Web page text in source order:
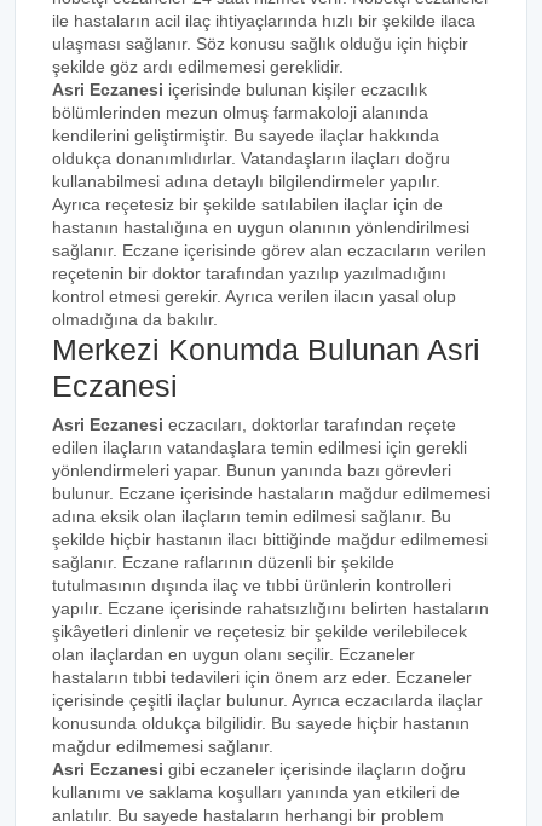
ile hastaların acil ilaç ihtiyaçlarında hızlı bir şekilde ilaca
ulaşması sağlanır. Söz konusu sağlık olduğu için hiçbir
şekilde göz ardı edilmemesi gereklidir.
Asri Eczanesi içerisinde bulunan kişiler eczacılık
bölümlerinden mezun olmuş farmakoloji alanında
kendilerini geliştirmiştir. Bu sayede ilaçlar hakkında
oldukça donanımlıdırlar. Vatandaşların ilaçları doğru
kullanabilmesi adına detaylı bilgilendirmeler yapılır.
Ayrıca reçetesiz bir şekilde satılabilen ilaçlar için de
hastanın hastalığına en uygun olanının yönlendirilmesi
sağlanır. Eczane içerisinde görev alan eczacıların verilen
reçetenin bir doktor tarafından yazılıp yazılmadığını
kontrol etmesi gerekir. Ayrıca verilen ilacın yasal olup
olmadığına da bakılır.
Merkezi Konumda Bulunan Asri
Eczanesi
Asri Eczanesi eczacıları, doktorlar tarafından reçete
edilen ilaçların vatandaşlara temin edilmesi için gerekli
yönlendirmeleri yapar. Bunun yanında bazı görevleri
bulunur. Eczane içerisinde hastaların mağdur edilmemesi
adına eksik olan ilaçların temin edilmesi sağlanır. Bu
şekilde hiçbir hastanın ilacı bittiğinde mağdur edilmemesi
sağlanır. Eczane raflarının düzenli bir şekilde
tutulmasının dışında ilaç ve tıbbi ürünlerin kontrolleri
yapılır. Eczane içerisinde rahatsızlığını belirten hastaların
şikâyetleri dinlenir ve reçetesiz bir şekilde verilebilecek
olan ilaçlardan en uygun olanı seçilir. Eczaneler
hastaların tıbbi tedavileri için önem arz eder. Eczaneler
içerisinde çeşitli ilaçlar bulunur. Ayrıca eczacılarda ilaçlar
konusunda oldukça bilgilidir. Bu sayede hiçbir hastanın
mağdur edilmemesi sağlanır.
Asri Eczanesi gibi eczaneler içerisinde ilaçların doğru
kullanımı ve saklama koşulları yanında yan etkileri de
anlatılır. Bu sayede hastaların herhangi bir problem